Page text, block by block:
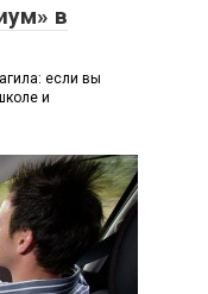
в
если вы
и